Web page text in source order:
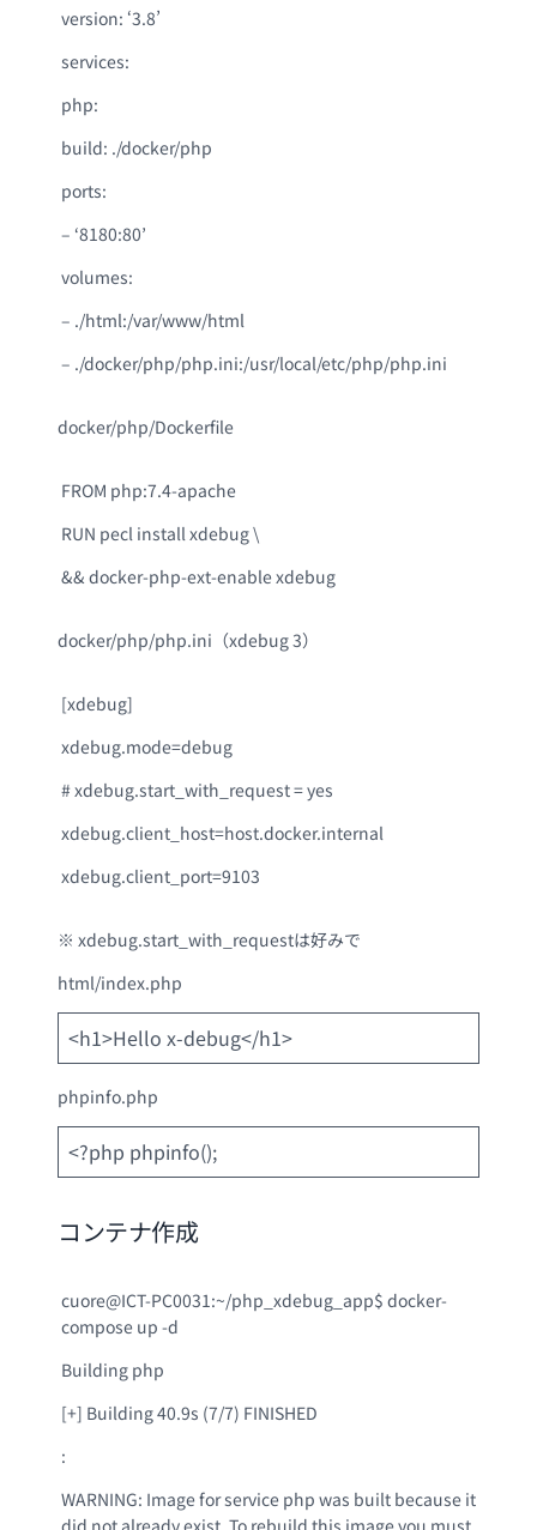
version: ‘3.8’
services:
php:
build: ./docker/php
ports:
– ‘8180:80’
volumes:
– ./html:/var/www/html
– ./docker/php/php.ini:/usr/local/etc/php/php.ini
docker/php/Dockerfile
FROM php:7.4-apache
RUN pecl install xdebug \
&& docker-php-ext-enable xdebug
docker/php/php.ini（xdebug 3）
[xdebug]
xdebug.mode=debug
# xdebug.start_with_request = yes
xdebug.client_host=host.docker.internal
xdebug.client_port=9103
※ xdebug.start_with_requestは好みで
html/index.php
<h1>Hello x-debug</h1>
phpinfo.php
<?php phpinfo();
コンテナ作成
cuore@ICT-PC0031:~/php_xdebug_app$ docker-
compose up -d
Building php
[+] Building 40.9s (7/7) FINISHED
:
WARNING: Image for service php was built because it
did not already exist. To rebuild this image you must